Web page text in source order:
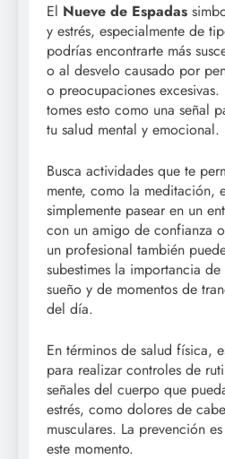
El Nueve de Espadas
y estrés, especialmente de
podrías encontrarte más
o al desvelo causado por
o preocupaciones
tomes esto como una señal
tu salud mental y emocional.
Busca actividades que te
mente, como la meditación,
simplemente pasear en un
con un amigo de confianza
un profesional también
subestimes la importancia
sueño y de momentos de
del día.
En términos de salud física,
para realizar controles de
señales del cuerpo que
estrés, como dolores de
musculares. La prevención
este momento.